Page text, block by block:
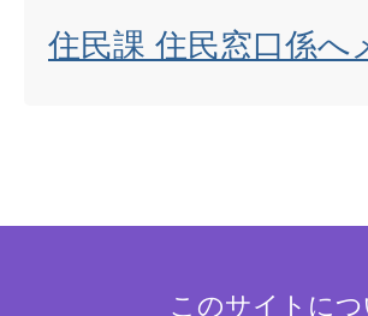
住民課 住民窓口係へ
このサイトにつ